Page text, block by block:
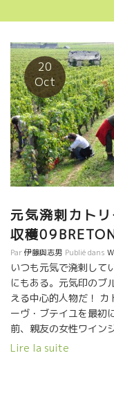
20
Oct
元気溌剌カト
収穫
Par伊藤與志男 Publié dans
いつも元気で溌剌して
にもある。元気印のブ
える中心的人物だ！
ーヴ・ブテイユを最初
前、親友の女性ワイン
一緒に企画した。 最初
Lire la suite